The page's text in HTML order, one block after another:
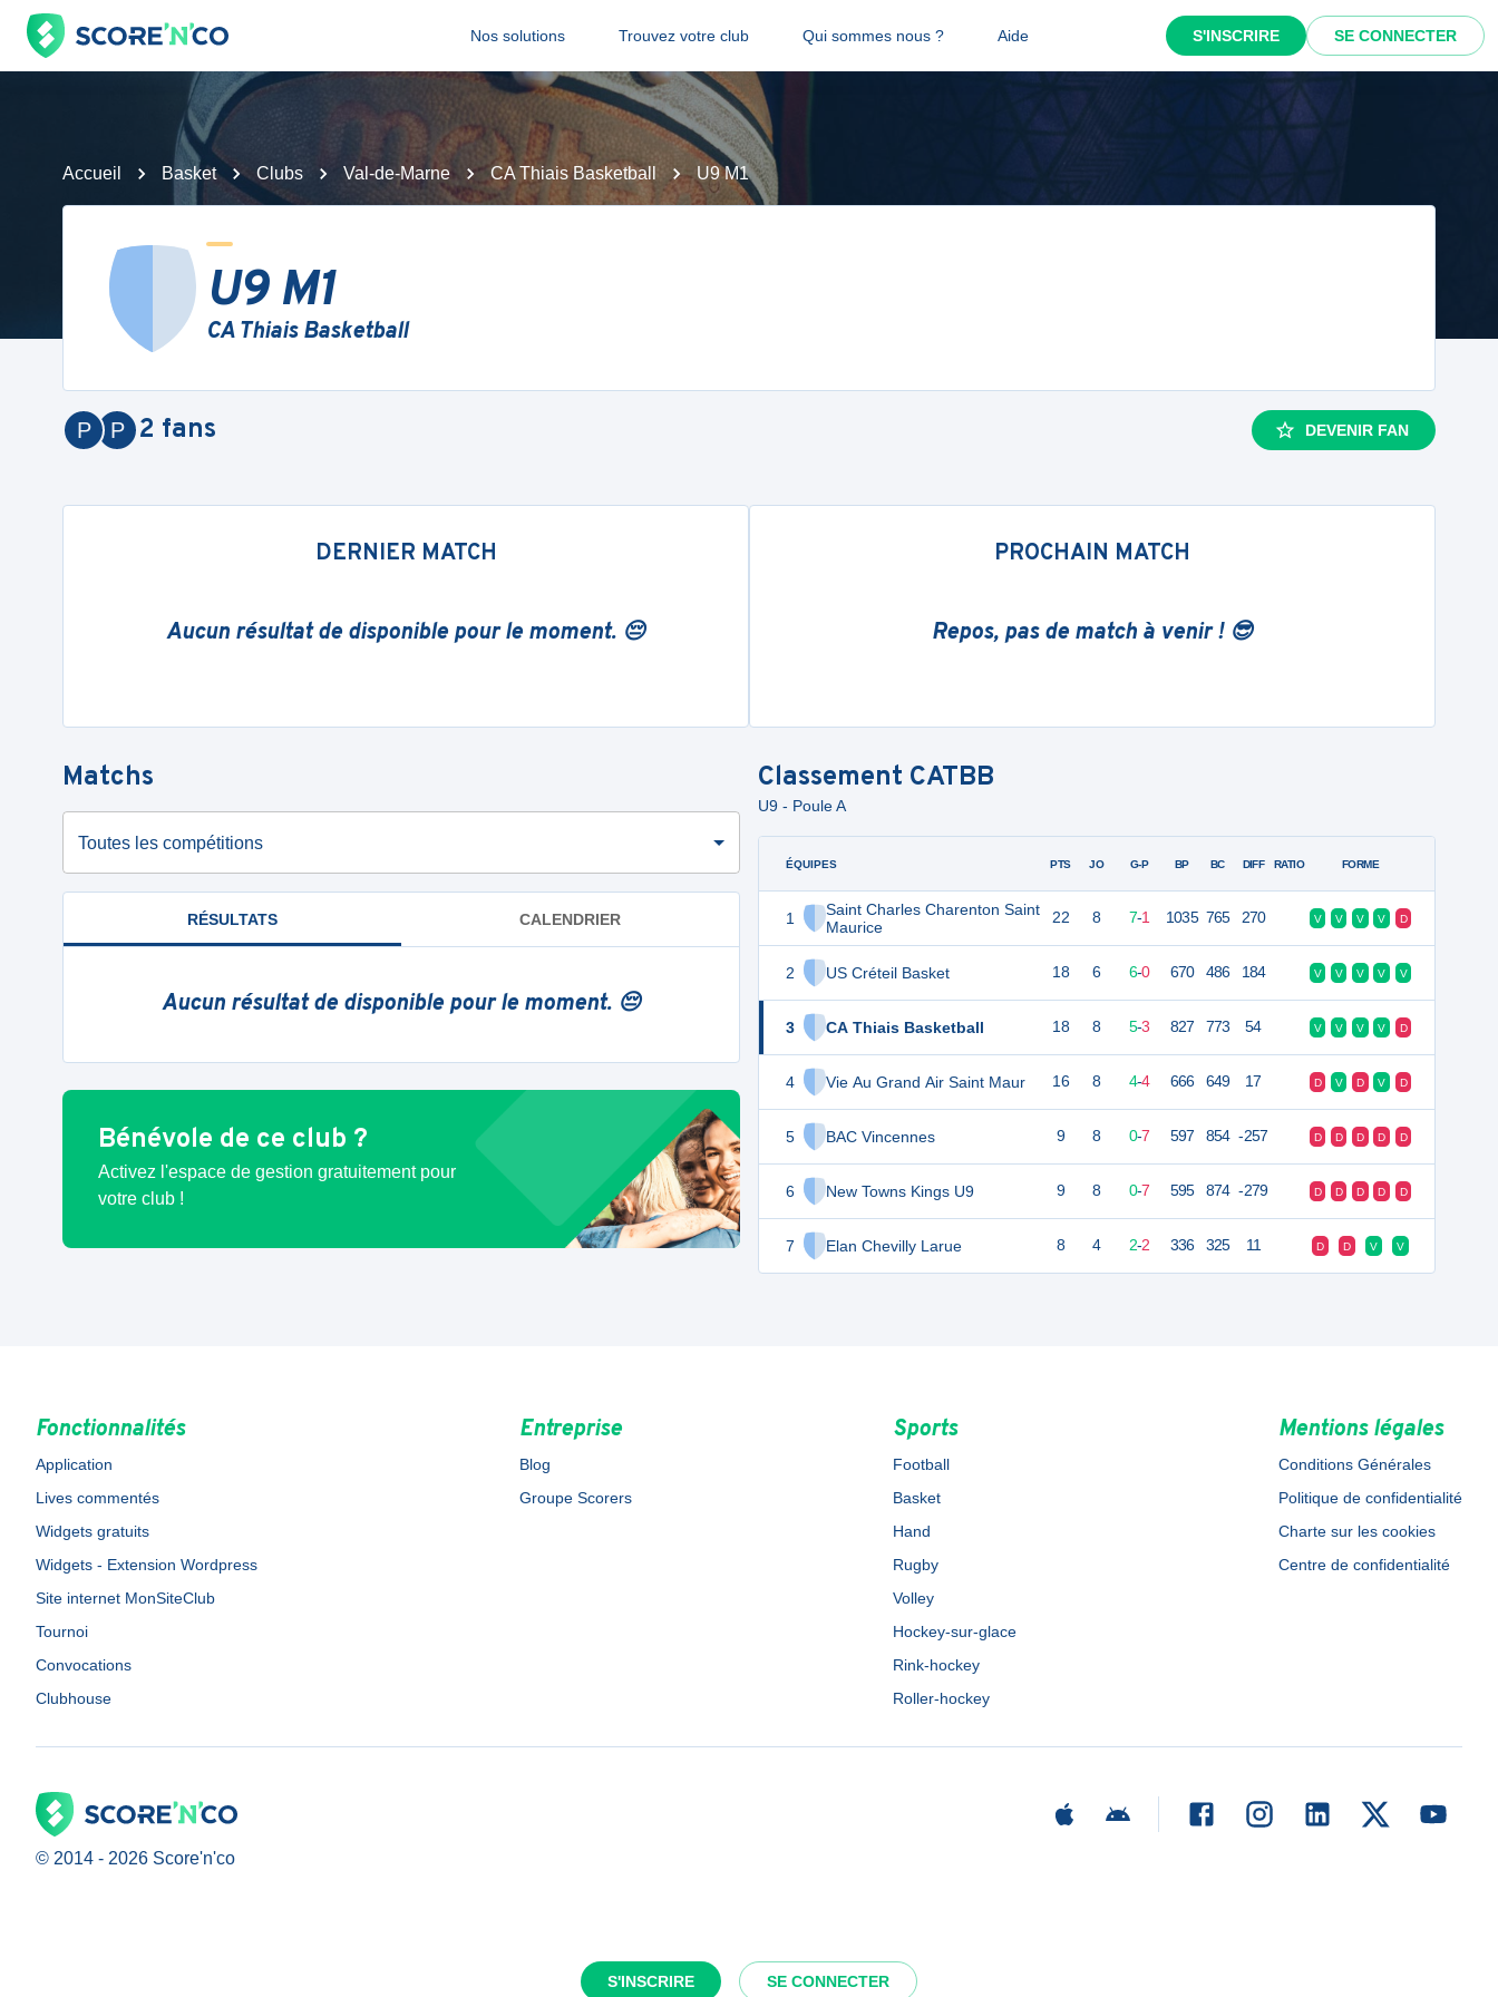
Nos solutions Trouvez votre club Qui sommes nous ? Aide S'INSCRIRE SE CONNECTER
S'INSCRIRE SE CONNECTER
Accueil Basket Clubs Val-de-Marne CA Thiais Basketball U9 M1
U9 M1
CA Thiais Basketball
P
P 2 fans DEVENIR FAN
DERNIER MATCH
Aucun résultat de disponible pour le moment. 😔
PROCHAIN MATCH
Repos, pas de match à venir ! 😎
Matchs
Toutes les compétitions
RÉSULTATS CALENDRIER
Aucun résultat de disponible pour le moment. 😔
Bénévole de ce club ?
Activez l'espace de gestion gratuitement pour
votre club !
Classement CATBB
U9 - Poule A
ÉQUIPES
1
Saint Charles Charenton Saint
Maurice
2 US Créteil Basket
3 CA Thiais Basketball
4 Vie Au Grand Air Saint Maur
5 BAC Vincennes
6 New Towns Kings U9
7 Elan Chevilly Larue
PTS JO G-P BP BC DIFF RATIO FORME
22 8 7-1 1035 765 270 V V V V D
18 6 6-0 670 486 184 V V V V V
18 8 5-3 827 773 54 V V V V D
16 8 4-4 666 649 17 D V D V D
9 8 0-7 597 854 -257 D D D D D
9 8 0-7 595 874 -279 D D D D D
8 4 2-2 336 325 11 D D V V
Fonctionnalités
Application
Lives commentés
Widgets gratuits
Widgets - Extension Wordpress
Site internet MonSiteClub
Tournoi
Convocations
Clubhouse
Entreprise
Blog
Groupe Scorers
Sports
Football
Basket
Hand
Rugby
Volley
Hockey-sur-glace
Rink-hockey
Roller-hockey
Mentions légales
Conditions Générales
Politique de confidentialité
Charte sur les cookies
Centre de confidentialité
© 2014 - 2026 Score'n'co